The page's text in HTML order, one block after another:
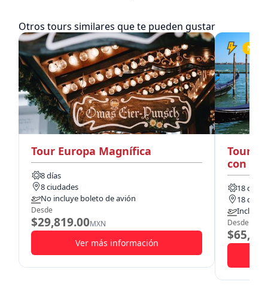
Otros tours similares que te pueden gustar
Tour Europa Magnífica
8 días
8 ciudades
No incluye boleto de avión
Desde
$29,819.00MXN
Ver más información
Más
Tour
con
18 días
18
Incluye
Desde